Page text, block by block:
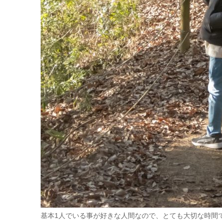
基本1人でいる事が好きな人間なので、とても大切な時間